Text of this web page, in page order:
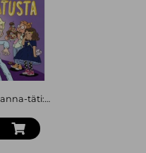
Pirjo-täti ja Sanna-täti: Rapakasvatusta